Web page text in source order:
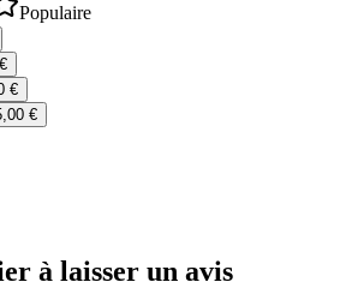
Populaire
€
€
à laisser un avis